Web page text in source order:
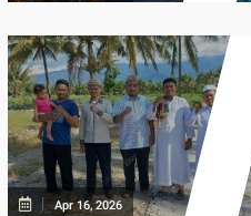
Apr 16, 2026